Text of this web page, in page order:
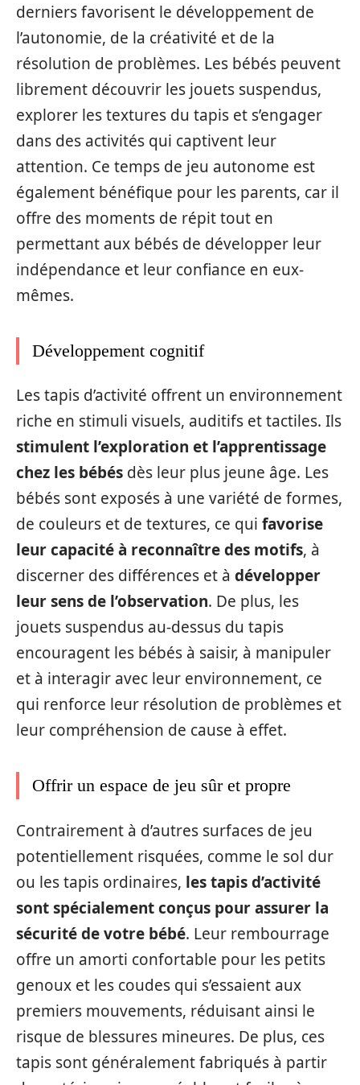
derniers favorisent le développement de
l’autonomie, de la créativité et de la
résolution de problèmes. Les bébés peuvent
librement découvrir les jouets suspendus,
explorer les textures du tapis et s’engager
dans des activités qui captivent leur
attention. Ce temps de jeu autonome est
également bénéfique pour les parents, car il
offre des moments de répit tout en
permettant aux bébés de développer leur
indépendance et leur confiance en eux-
mêmes.
Développement cognitif
Les tapis d’activité offrent un environnement
riche en stimuli visuels, auditifs et tactiles. Ils
stimulent l’exploration et l’apprentissage
chez les bébés dès leur plus jeune âge. Les
bébés sont exposés à une variété de formes,
de couleurs et de textures, ce qui favorise
leur capacité à reconnaître des motifs, à
discerner des différences et à développer
leur sens de l’observation. De plus, les
jouets suspendus au-dessus du tapis
encouragent les bébés à saisir, à manipuler
et à interagir avec leur environnement, ce
qui renforce leur résolution de problèmes et
leur compréhension de cause à effet.
Offrir un espace de jeu sûr et propre
Contrairement à d’autres surfaces de jeu
potentiellement risquées, comme le sol dur
ou les tapis ordinaires, les tapis d’activité
sont spécialement conçus pour assurer la
sécurité de votre bébé. Leur rembourrage
offre un amorti confortable pour les petits
genoux et les coudes qui s’essaient aux
premiers mouvements, réduisant ainsi le
risque de blessures mineures. De plus, ces
tapis sont généralement fabriqués à partir